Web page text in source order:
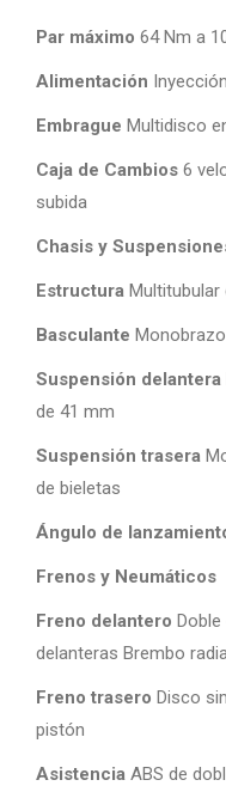
Par máximo 64 Nm a
Alimentación
Embrague Multidisco
Caja de Cambios 6
subida
Chasis y
Estructura Multitubular
Basculante
Suspensión delantera
de 41 mm
Suspensión trasera
de bieletas
Ángulo de
Frenos y Neumáticos
Freno delantero
delanteras Brembo
Freno trasero Disco
pistón
Asistencia ABS de